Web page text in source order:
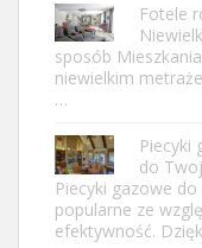
Fotele
sposób
niewielkim
…
Piecyki
do
Piecyki gazowe
popularne ze
efektywność.